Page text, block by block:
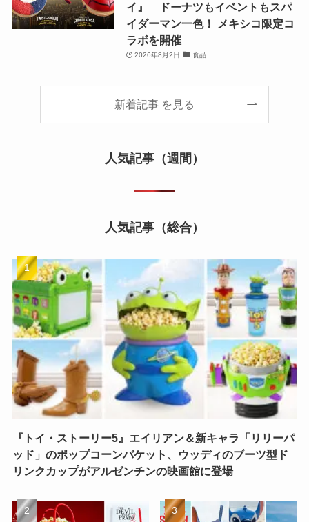
イ』 ドーナツもイベントもスパ
イダーマン一色！ メキシコ限定コ
ラボを開催
2026年8月2日 食品
新着記事 を見る
人気記事（週間）
人気記事（総合）
『トイ・ストーリー5』エイリアン＆新キャラ「リリーパ
ッド」のポップコーンバケット、ウッディのブーツ型ド
リンクカップがアルゼンチンの映画館に登場